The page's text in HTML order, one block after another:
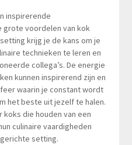
inspirerende
grote voordelen van kok
krijg je de kans om je
technieken te leren en
collega’s. De energie
kunnen inspirerend zijn en
waarin je constant wordt
het beste uit jezelf te halen.
die houden van een
culinaire vaardigheden
setting.